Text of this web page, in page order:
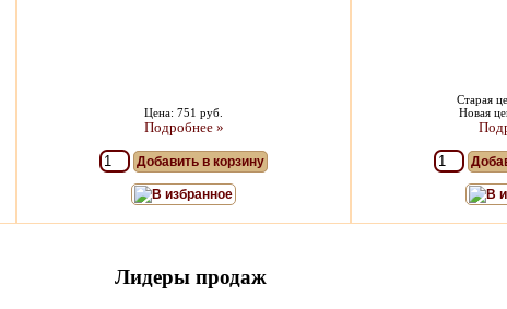
Цена: 751 руб.
Подробнее »
Добавить в корзину
В избранное
Старая
Новая
В
Лидеры продаж